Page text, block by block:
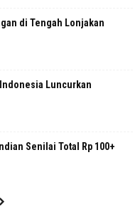
di Tengah Lonjakan
Luncurkan
Senilai Total Rp 100+